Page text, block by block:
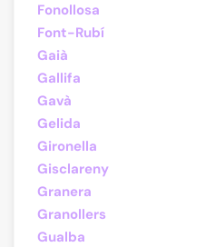
Fonollosa
Font-Rubí
Gaià
Gallifa
Gavà
Gelida
Gironella
Gisclareny
Granera
Granollers
Gualba